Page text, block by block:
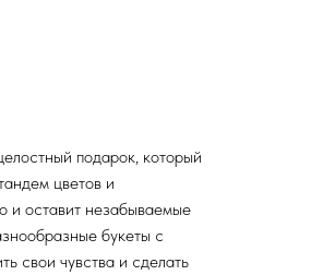
подарок, который
цветов и
и оставит незабываемые
букеты с
свои чувства и сделать